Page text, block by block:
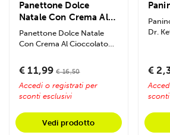
Panettone Dolce
Natale Con Crema Al
Cioccolato 300g
Panettone Dolce Natale
Con Crema Al Cioccolato
€ 11,99 € 16,50
Accedi o registrati per
sconti esclusivi
Vedi prodotto
Dr.
€